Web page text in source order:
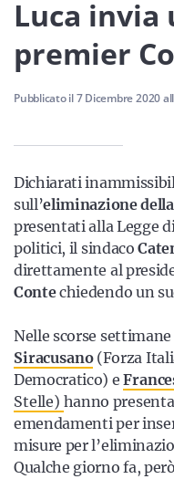
Servizi
Resta sempre
nostra newsletter
Iscriviti
Luca invia
premier
Pubblicato il7 Dicembre 2020
Dichiarati
sull’eliminazione
presentati alla Legge
politici, il sindaco
direttamente al
Contechiedendo un
Nelle scorse
Siracusano(Forza
Democratico) e
Stelle) hanno
emendamenti per
misure per
Qualche giorno fa,